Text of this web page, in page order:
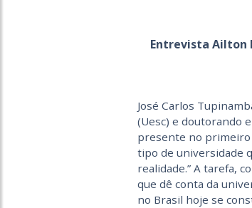
Entrevista Ailton
José Carlos
(Uesc) e doutorando
presente no primeiro
tipo de universidade
realidade.” A tarefa,
que dê conta da
no Brasil hoje se